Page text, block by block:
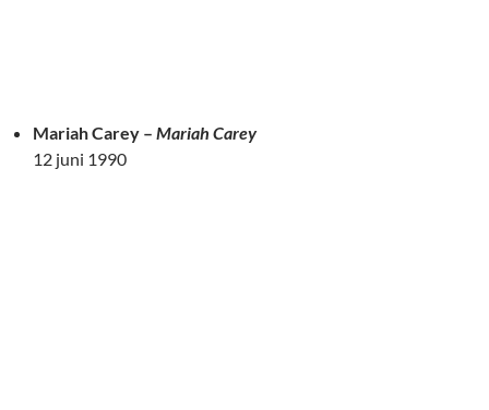
Mariah Carey – Mariah Carey
12 juni 1990